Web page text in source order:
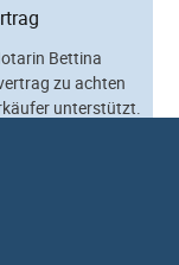
Bettina
zu achten
unterstützt.